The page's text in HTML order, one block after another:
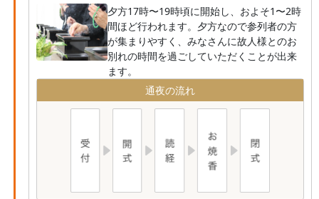
夕方17時〜19時頃に開始し、およそ1〜2時
間ほど行われます。夕方なので参列者の方
が集まりやすく、みなさんに故人様とのお
別れの時間を過ごしていただくことが出来
ます。
通夜の流れ